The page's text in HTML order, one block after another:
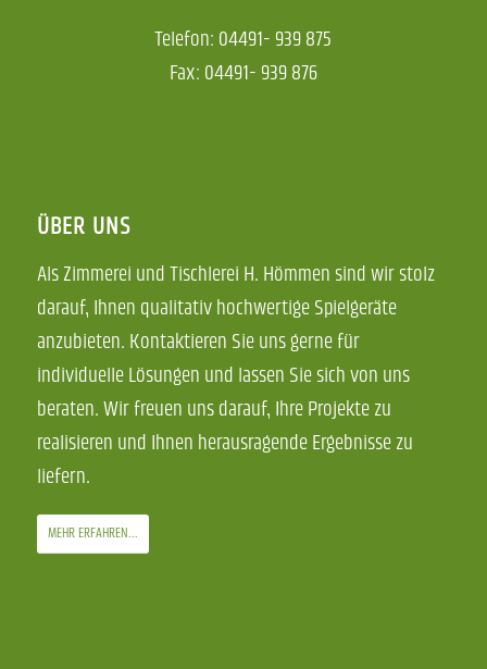
Telefon: 04491- 939 875
Fax: 04491- 939 876
ÜBER UNS
Als Zimmerei und Tischlerei H. Hömmen sind wir stolz
darauf, Ihnen qualitativ hochwertige Spielgeräte
anzubieten. Kontaktieren Sie uns gerne für
individuelle Lösungen und lassen Sie sich von uns
beraten. Wir freuen uns darauf, Ihre Projekte zu
realisieren und Ihnen herausragende Ergebnisse zu
liefern.
MEHR ERFAHREN...